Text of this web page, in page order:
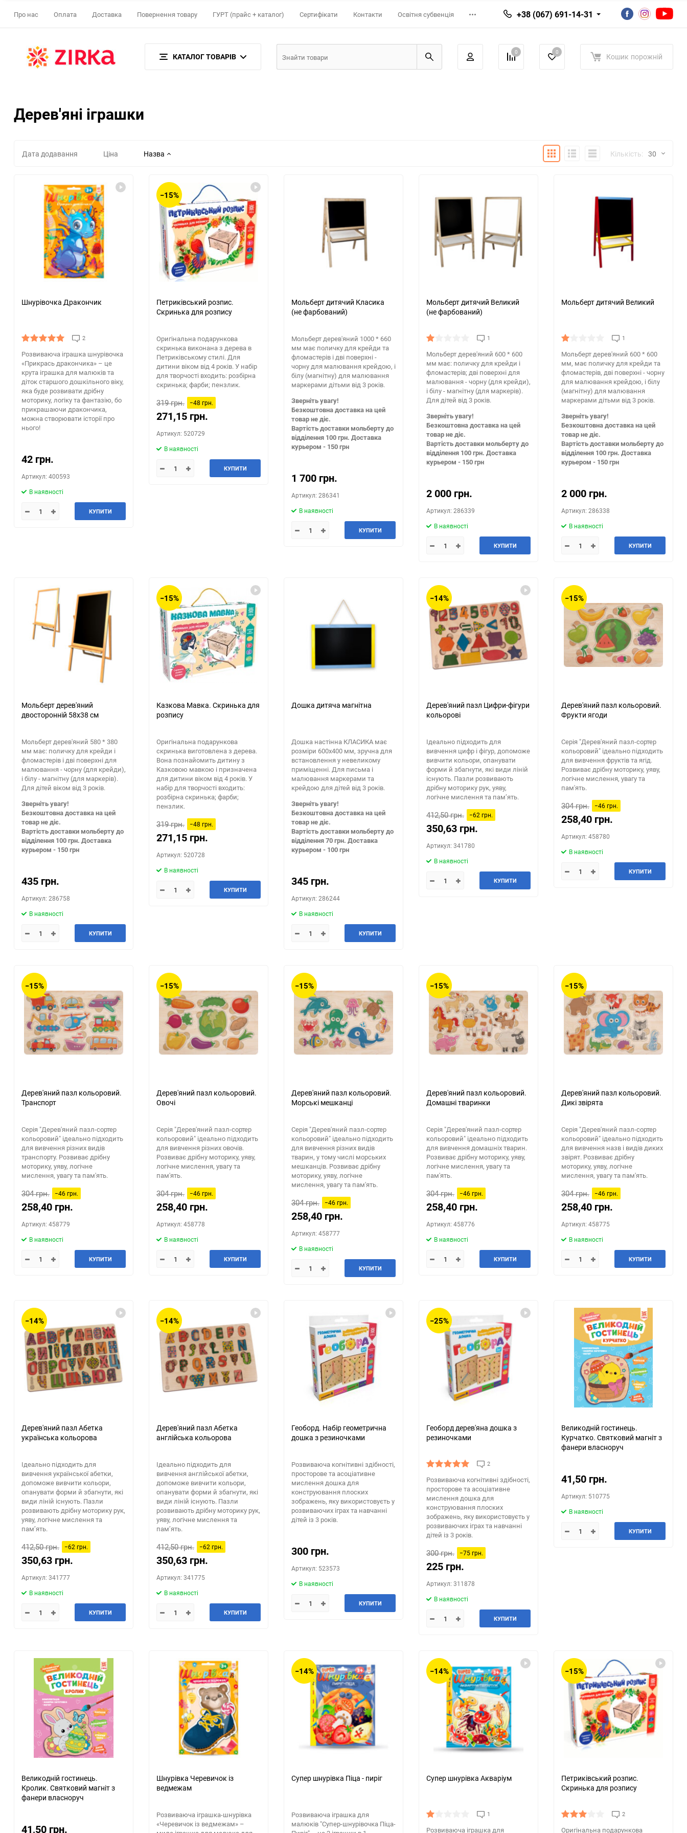
Про нас Оплата Доставка Повернення товару ГУРТ (прайс + каталог) Сертифікати Контакти Освітня субвенція +38 (067) 691-14-31
КАТАЛОГ ТОВАРІВ 0 0 Кошик порожній
Дерев'яні іграшки
Дата додавання Ціна Назва ПлиткаДетальноСписок Кількість: 30
150
Шнурівочка Дракончик
2
Розвиваюча іграшка шнурівочка
«Прикрась дракончика» – це
крута іграшка для малюків та
діток старшого дошкільного віку,
яка буде розвивати дрібну
моторику, логіку та фантазію, бо
прикрашаючи дракончика,
можна створювати історії про
нього!
42 грн.
Артикул: 400593
В наявності
КУПИТИ
−15%
Петриківський розпис.
Скринька для розпису
Оригінальна подарункова
скринька виконана з дерева в
Петриківському стилі. Для
дитини віком від 4 років. У набір
для творчості входить: розбірна
скринька; фарби; пензлик.
319 грн. −48 грн.
271,15 грн.
Артикул: 520729
В наявності
КУПИТИ
Мольберт дитячий Класика
(не фарбований)
Мольберт дерев'яний 1000 * 660
мм має поличку для крейди та
фломастерів і дві поверхні -
чорну для малювання крейдою, і
білу (магнітну) для малювання
маркерами дітьми від 3 років.
Зверніть увагу!
Безкоштовна доставка на цей
товар не діє.
Вартість доставки мольберту до
відділення 100 грн. Доставка
курьером - 150 грн
1 700 грн.
Артикул: 286341
В наявності
КУПИТИ
Мольберт дитячий Великий
(не фарбований)
1
Мольберт дерев'яний 600 * 600
мм має: поличку для крейди і
фломастерів; дві поверхні для
малювання - чорну (для крейди),
і білу - магнітну (для маркерів).
Для дітей від 3 років.
Зверніть увагу!
Безкоштовна доставка на цей
товар не діє.
Вартість доставки мольберту до
відділення 100 грн. Доставка
курьером - 150 грн
2 000 грн.
Артикул: 286339
В наявності
КУПИТИ
Мольберт дитячий Великий
1
Мольберт дерев'яний 600 * 600
мм, має поличку для крейди та
фломастерів, дві поверхні - чорну
для малювання крейдою, і білу
(магнітну) для малювання
маркерами дітьми від 3 років.
Зверніть увагу!
Безкоштовна доставка на цей
товар не діє.
Вартість доставки мольберту до
відділення 100 грн. Доставка
курьером - 150 грн
2 000 грн.
Артикул: 286338
В наявності
КУПИТИ
Мольберт дерев'яний
двосторонній 58х38 см
Мольберт дерев'яний 580 * 380
мм має: поличку для крейди і
фломастерів і дві поверхні для
малювання - чорну (для крейди),
і білу - магнітну (для маркерів).
Для дітей віком від 3 років.
Зверніть увагу!
Безкоштовна доставка на цей
товар не діє.
Вартість доставки мольберту до
відділення 100 грн. Доставка
курьером - 150 грн
435 грн.
Артикул: 286758
В наявності
КУПИТИ
−15%
Казкова Мавка. Скринька для
розпису
Оригінальна подарункова
скринька виготовлена з дерева.
Вона познайомить дитину з
Казковою мавкою і призначена
для дитини віком від 4 років. У
набір для творчості входить:
розбірна скринька; фарби;
пензлик.
319 грн. −48 грн.
271,15 грн.
Артикул: 520728
В наявності
КУПИТИ
Дошка дитяча магнітна
Дошка настінна КЛАСИКА має
розміри 600х400 мм, зручна для
встановлення у невеликому
приміщенні. Для письма і
малювання маркерами та
крейдою для дітей від 3 років.
Зверніть увагу!
Безкоштовна доставка на цей
товар не діє.
Вартість доставки мольберту до
відділення 70 грн. Доставка
курьером - 100 грн
345 грн.
Артикул: 286244
В наявності
КУПИТИ
−14%
Дерев'яний пазл Цифри-фігури
кольорові
Ідеально підходить для
вивчення цифр і фігур, допоможе
вивчити кольори, опанувати
форми й збагнути, які види ліній
існують. Пазли розвивають
дрібну моторику рук, уяву,
логічне мислення та пам’ять.
412,50 грн. −62 грн.
350,63 грн.
Артикул: 341780
В наявності
КУПИТИ
−15%
Дерев'яний пазл кольоровий.
Фрукти ягоди
Серія "Дерев'яний пазл-сортер
кольоровий" ідеально підходить
для вивчення фруктів та ягід.
Розвиває дрібну моторику, уяву,
логічне мислення, увагу та
пам'ять.
304 грн. −46 грн.
258,40 грн.
Артикул: 458780
В наявності
КУПИТИ
−15%
Дерев'яний пазл кольоровий.
Транспорт
Серія "Дерев'яний пазл-сортер
кольоровий" ідеально підходить
для вивчення різних видів
транспорту. Розвиває дрібну
моторику, уяву, логічне
мислення, увагу та пам'ять.
304 грн. −46 грн.
258,40 грн.
Артикул: 458779
В наявності
КУПИТИ
−15%
Дерев'яний пазл кольоровий.
Овочі
Серія "Дерев'яний пазл-сортер
кольоровий" ідеально підходить
для вивчення різних овочів.
Розвиває дрібну моторику, уяву,
логічне мислення, увагу та
пам'ять.
304 грн. −46 грн.
258,40 грн.
Артикул: 458778
В наявності
КУПИТИ
−15%
Дерев'яний пазл кольоровий.
Морські мешканці
​Серія "Дерев'яний пазл-сортер
кольоровий" ідеально підходить
для вивчення різних видів
тварин, у тому числі морських
мешканців. Розвиває дрібну
моторику, уяву, логічне
мислення, увагу та пам'ять.
304 грн. −46 грн.
258,40 грн.
Артикул: 458777
В наявності
КУПИТИ
−15%
Дерев'яний пазл кольоровий.
Домашні тваринки
Серія "Дерев'яний пазл-сортер
кольоровий" ідеально підходить
для вивчення домашніх тварин.
Розвиває дрібну моторику, уяву,
логічне мислення, увагу та
пам'ять.
304 грн. −46 грн.
258,40 грн.
Артикул: 458776
В наявності
КУПИТИ
−15%
Дерев'яний пазл кольоровий.
Дикі звірята
Серія "Дерев'яний пазл-сортер
кольоровий" ідеально підходить
для вивчення назв і видів диких
звірят. Розвиває дрібну
моторику, уяву, логічне
мислення, увагу та пам'ять.
304 грн. −46 грн.
258,40 грн.
Артикул: 458775
В наявності
КУПИТИ
−14%
Дерев'яний пазл Абетка
українська кольорова
Ідеально підходить для
вивчення української абетки,
допоможе вивчити кольори,
опанувати форми й збагнути, які
види ліній існують. Пазли
розвивають дрібну моторику рук,
уяву, логічне мислення та
пам’ять.
412,50 грн. −62 грн.
350,63 грн.
Артикул: 341777
В наявності
КУПИТИ
−14%
Дерев'яний пазл Абетка
англійська кольорова
Ідеально підходить для
вивчення англійської абетки,
допоможе вивчити кольори,
опанувати форми й збагнути, які
види ліній існують. Пазли
розвивають дрібну моторику рук,
уяву, логічне мислення та
пам’ять.
412,50 грн. −62 грн.
350,63 грн.
Артикул: 341775
В наявності
КУПИТИ
Геоборд. Набір геометрична
дошка з резиночками
Розвиваюча когнітивні здібності,
просторове та асоціативне
мислення дошка для
конструювання плоских
зображень, яку використовуєть у
розвиваючих іграх та навчанні
дітей із 3 років.
300 грн.
Артикул: 523573
В наявності
КУПИТИ
−25%
Геоборд дерев'яна дошка з
резиночками
2
Розвиваюча когнітивні здібності,
просторове та асоціативне
мислення дошка для
конструювання плоских
зображень, яку використовуєть у
розвиваючих іграх та навчанні
дітей із 3 років.
300 грн. −75 грн.
225 грн.
Артикул: 311878
В наявності
КУПИТИ
Великодній гостинець.
Курчатко. Святковий магніт з
фанери власноруч
41,50 грн.
Артикул: 510775
В наявності
КУПИТИ
Великодній гостинець.
Кролик. Святковий магніт з
фанери власноруч
41,50 грн.
Шнурівка Черевичок із
ведмежам
Розвиваюча іграшка-шнурівка
«Черевичок із ведмежам» –
−14%
Супер шнурівка Піца - пиріг
Розвиваюча іграшка для
малюків "Супер-шнурівочка Піца-
−14%
Супер шнурівка Акваріум
1
Розвиваюча іграшка для
−15%
Петриківський розпис.
Скринька для розпису
2
Оригінальна подарункова